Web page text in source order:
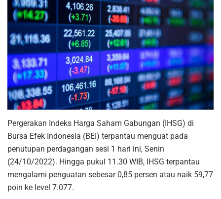
Pergerakan Indeks Harga Saham Gabungan (IHSG) di
Bursa Efek Indonesia (BEI) terpantau menguat pada
penutupan perdagangan sesi 1 hari ini, Senin
(24/10/2022). Hingga pukul 11.30 WIB, IHSG terpantau
mengalami penguatan sebesar 0,85 persen atau naik 59,77
poin ke level 7.077.